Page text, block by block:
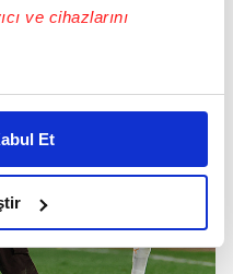
ve cihazlarını
sizlere özel
Bunu yaparken
deneyimi sunmak
sunabilmek adına
ve bu noktada,
noktasında tek gelir
Et